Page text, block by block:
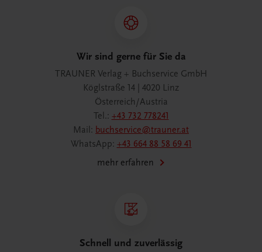
Wir sind gerne für Sie da
TRAUNER Verlag + Buchservice GmbH
Köglstraße 14 | 4020 Linz
Österreich/Austria
Tel.: +43 732 778241
Mail: buchservice@trauner.at
WhatsApp: +43 664 88 58 69 41
mehr erfahren
Schnell und zuverlässig